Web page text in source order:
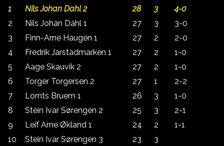
1
Nils Johan Dahl 2 28 3
4-0
2
Nils Johan Dahl 1 27 3
3-0
3
Finn-Arne Haugen 1 27 2
2-0
4
Fredrik Jarstadmarken 1 27 2
1-0
5
Aage Skauvik 2 27 2
1-0
6
Torger Torgersen 2 27 1
2-2
7
Lornts Bruem 1 26 3
1-0
8
Stein Ivar Sørengen 2 25 3
2-1
9
Leif Arne Økland 1 24 2
1-1
10
Stein Ivar Sørengen 3 23
3